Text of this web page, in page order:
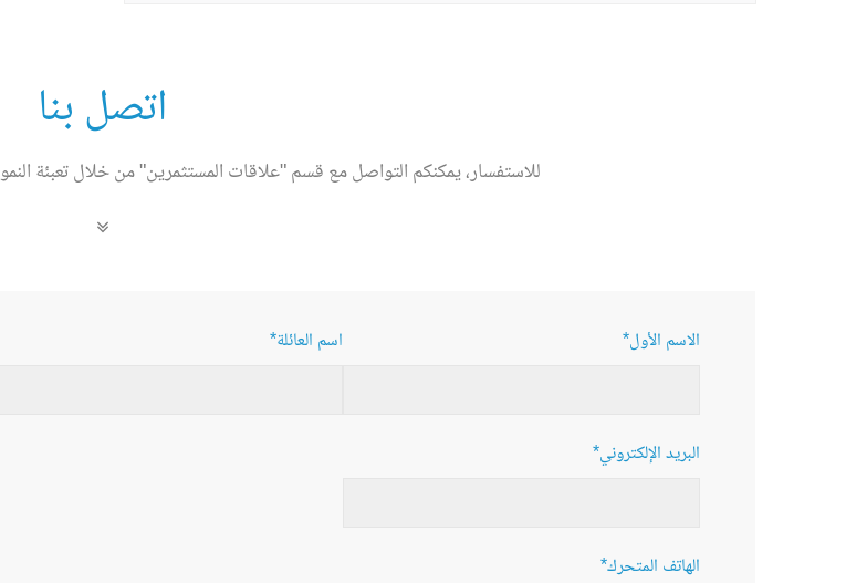
اتصل بنا
للاستفسار، يمكنكم التواصل مع قسم "علاقات المستثمرين" من خلال تعبئة
*الاسم الأول *اسم العائلة
*البريد الإلكتروني
*الهاتف المتحرك